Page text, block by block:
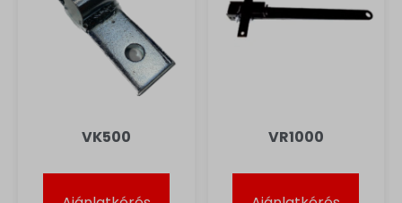
VK500 VR1000